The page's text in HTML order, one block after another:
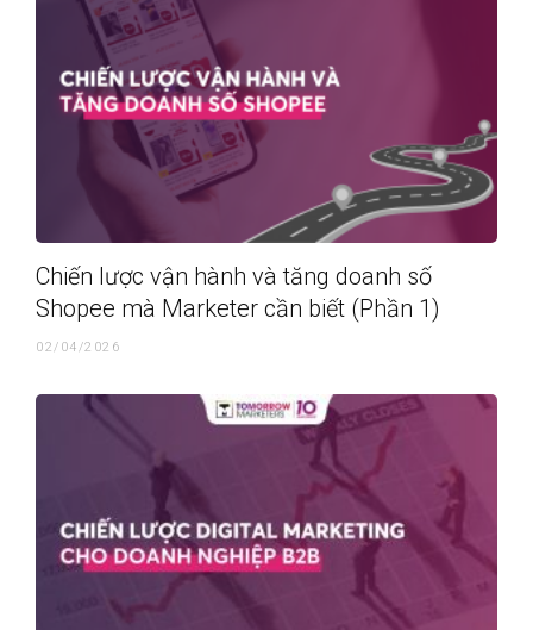
Chiến lược vận hành và tăng doanh số
Shopee mà Marketer cần biết (Phần 1)
02/04/2026